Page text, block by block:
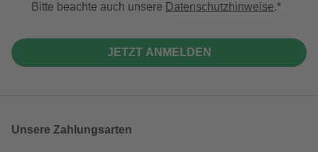
Bitte beachte auch unsere Datenschutzhinweise.
JETZT ANMELDEN
Unsere Zahlungsarten